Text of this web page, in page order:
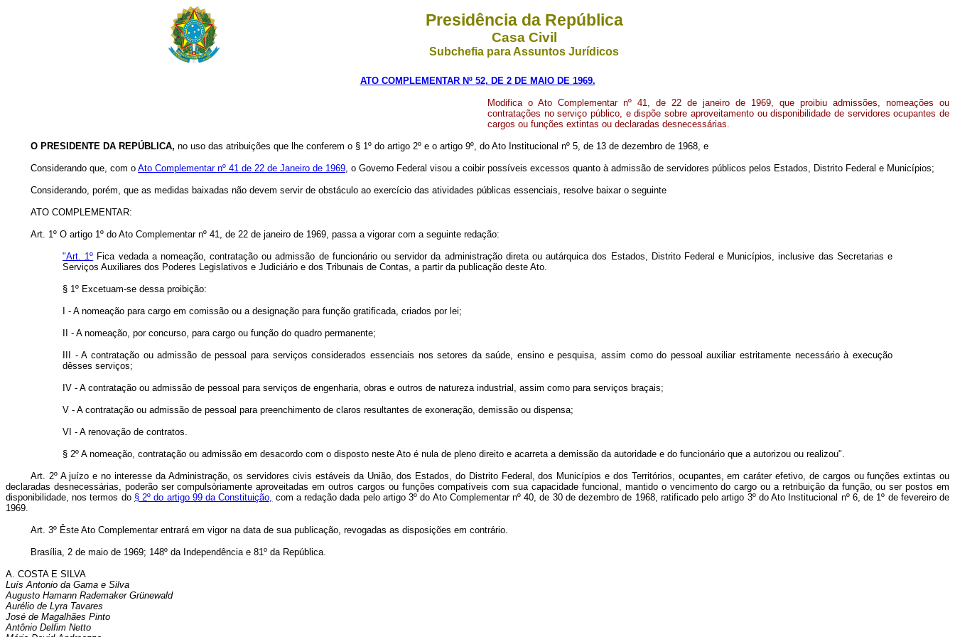
Presidência da República
Casa Civil
Subchefia para Assuntos Jurídicos
ATO COMPLEMENTAR Nº 52, DE 2 DE MAIO DE 1969.
Modifica o Ato Complementar nº 41, de 22 de janeiro de 1969, que proibiu admissões, nomeações ou
contratações no serviço público, e dispõe sobre aproveitamento ou disponibilidade de servidores ocupantes de
cargos ou funções extintas ou declaradas desnecessárias.
O PRESIDENTE DA REPÚBLICA, no uso das atribuições que lhe conferem o § 1º do artigo 2º e o artigo 9º, do Ato Institucional nº 5, de 13 de dezembro de 1968, e
Considerando que, com o Ato Complementar nº 41 de 22 de Janeiro de 1969, o Governo Federal visou a coibir possíveis excessos quanto à admissão de servidores públicos pelos Estados, Distrito Federal e Municípios;
Considerando, porém, que as medidas baixadas não devem servir de obstáculo ao exercício das atividades públicas essenciais, resolve baixar o seguinte
ATO COMPLEMENTAR:
Art. 1º O artigo 1º do Ato Complementar nº 41, de 22 de janeiro de 1969, passa a vigorar com a seguinte redação:
"Art. 1º Fica vedada a nomeação, contratação ou admissão de funcionário ou servidor da administração direta ou autárquica dos Estados, Distrito Federal e Municípios, inclusive das Secretarias e
Serviços Auxiliares dos Poderes Legislativos e Judiciário e dos Tribunais de Contas, a partir da publicação deste Ato.
§ 1º Excetuam‑se dessa proibição:
I ‑ A nomeação para cargo em comissão ou a designação para função gratificada, criados por lei;
II - A nomeação, por concurso, para cargo ou função do quadro permanente;
III ‑ A contratação ou admissão de pessoal para serviços considerados essenciais nos setores da saúde, ensino e pesquisa, assim como do pessoal auxiliar estritamente necessário à execução
dêsses serviços;
IV ‑ A contratação ou admissão de pessoal para serviços de engenharia, obras e outros de natureza industrial, assim como para serviços braçais;
V ‑ A contratação ou admissão de pessoal para preenchimento de claros resultantes de exoneração, demissão ou dispensa;
VI ‑ A renovação de contratos.
§ 2º A nomeação, contratação ou admissão em desacordo com o disposto neste Ato é nula de pleno direito e acarreta a demissão da autoridade e do funcionário que a autorizou ou realizou".
Art. 2º A juízo e no interesse da Administração, os servidores civis estáveis da União, dos Estados, do Distrito Federal, dos Municípios e dos Territórios, ocupantes, em caráter efetivo, de cargos ou funções extintas ou
declaradas desnecessárias, poderão ser compulsòriamente aproveitadas em outros cargos ou funções compatíveis com sua capacidade funcional, mantido o vencimento do cargo ou a retribuição da função, ou ser postos em
disponibilidade, nos termos do § 2º do artigo 99 da Constituição, com a redação dada pelo artigo 3º do Ato Complementar nº 40, de 30 de dezembro de 1968, ratificado pelo artigo 3º do Ato Institucional nº 6, de 1º de fevereiro de
1969.
Art. 3º Êste Ato Complementar entrará em vigor na data de sua publicação, revogadas as disposições em contrário.
Brasília, 2 de maio de 1969; 148º da Independência e 81º da República.
A. COSTA E SILVA
Luís Antonio da Gama e Silva
Augusto Hamann Rademaker Grünewald
Aurélio de Lyra Tavares
José de Magalhães Pinto
Antônio Delfim Netto